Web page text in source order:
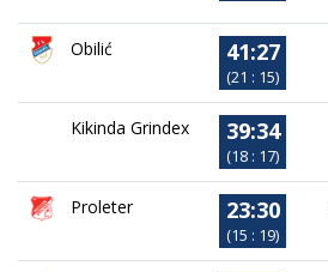
Obilić 41:27
(21 : 15)
Kikinda Grindex 39:34
(18 : 17)
Proleter 23:30
(15 : 19)